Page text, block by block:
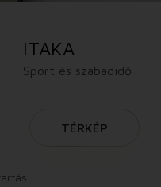
ITAKA
Sport és szabadidő
TÉRKÉP